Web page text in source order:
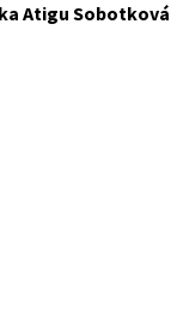
Atigu Sobotková